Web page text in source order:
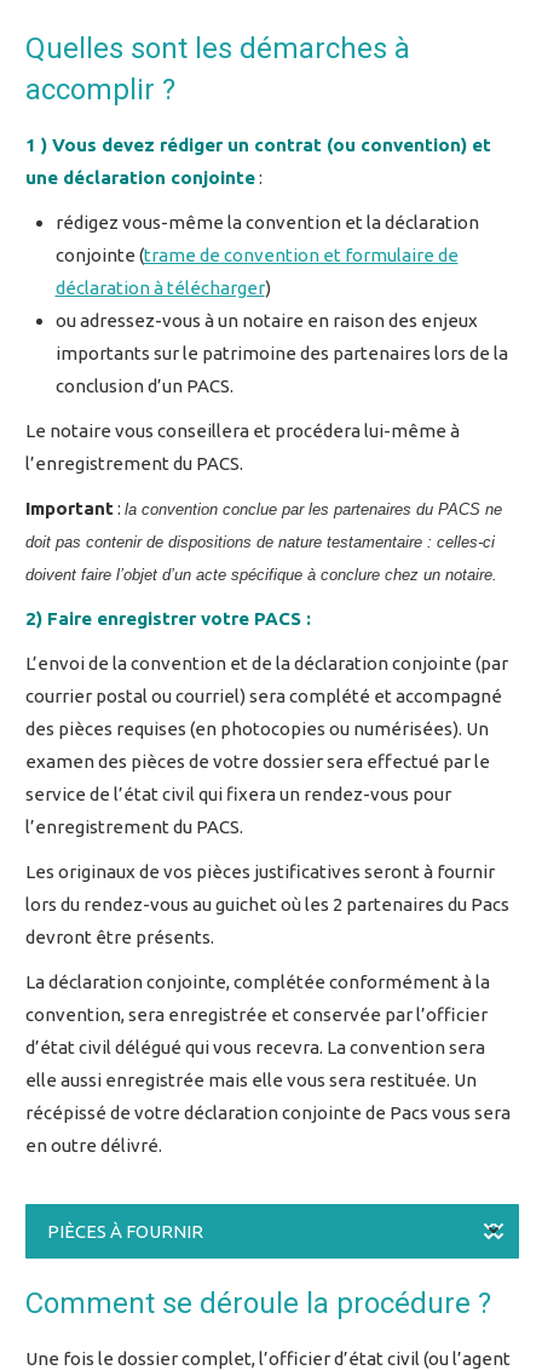
Quelles sont les démarches à
accomplir ?
1 )Vous devez rédiger un contrat (ou convention) et
une déclaration conjointe:
rédigez vous-même la convention et la déclaration
conjointe (trame de convention et formulaire de
déclaration à télécharger)
ou adressez-vous à un notaire en raison des enjeux
importants sur le patrimoine des partenaires lors de la
conclusion d’un PACS.
Le notaire vous conseillera et procédera lui-même à
l’enregistrement du PACS.
Important: la convention conclue par les partenaires du PACS ne
doit pas contenir de dispositions de nature testamentaire : celles-ci
doivent faire l’objet d’un acte spécifique à conclure chez un notaire.
2) Faire enregistrer votre PACS :
L’envoi de la convention et de la déclaration conjointe (par
courrier postal ou courriel) sera complété et accompagné
des pièces requises (en photocopies ou numérisées). Un
examen des pièces de votre dossier sera effectué par le
service de l’état civil qui fixera un rendez-vous pour
l’enregistrement du PACS.
Les originaux de vos pièces justificatives seront à fournir
lors du rendez-vous au guichet où les 2 partenaires du Pacs
devront être présents.
La déclaration conjointe, complétée conformément à la
convention, sera enregistrée et conservée par l’officier
d’état civil délégué qui vous recevra. La convention sera
elle aussi enregistrée mais elle vous sera restituée. Un
récépissé de votre déclaration conjointe de Pacs vous sera
en outre délivré.
PIÈCES À FOURNIR
Comment se déroule la procédure ?
Une fois le dossier complet, l’officier d’état civil (ou l’agent